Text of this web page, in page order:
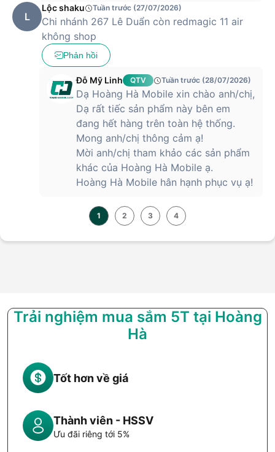
L
Lộc shaku Tuần trước (27/07/2026)
Chi nhánh 267 Lê Duẩn còn redmagic 11 air
không shop
Phản hồi
Đỗ Mỹ Linh QTV Tuần trước (28/07/2026)
Dạ Hoàng Hà Mobile xin chào anh/chị,
Dạ rất tiếc sản phẩm này bên em
đang hết hàng trên toàn hệ thống.
Mong anh/chị thông cảm ạ!
Mời anh/chị tham khảo các sản phẩm
khác của Hoàng Hà Mobile ạ.
Hoàng Hà Mobile hân hạnh phục vụ ạ!
1 2 3 4
Trải nghiệm mua sắm 5T tại Hoàng
Hà
Tốt hơn về giá
Thành viên - HSSV
Ưu đãi riêng tới 5%